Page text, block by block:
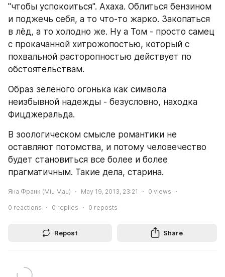
"чтобы успокоиться". Ахаха. Облиться бензином
и поджечь себя, а то что-то жарко. Закопаться
в лёд, а то холодно же. Ну а Том - просто самец
с прокачанной хитрожопостью, который с
похвальной расторопностью действует по
обстоятельствам.
Образ зеленого огонька как символа
неизбывной надежды - безусловно, находка
Фицджеральда.
В зоологическом смысле романтики не
оставляют потомства, и потому человечество
будет становиться все более и более
прагматичным. Такие дела, старина.
Яна Франк (Miu Mau) May 19, 2013, 23:21 0 views
0 reactions 0 replies 0 reposts
Repost Share